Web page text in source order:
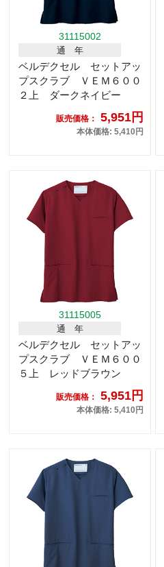
31115002
通 年
ベルデクセル セットアッ
プスクラブ ＶＥＭ６００
２上 ダークネイビー
販売価格： 5,951円
本体価格: 5,410円
31115005
通 年
ベルデクセル セットアッ
プスクラブ ＶＥＭ６００
５上 レッドブラウン
販売価格： 5,951円
本体価格: 5,410円